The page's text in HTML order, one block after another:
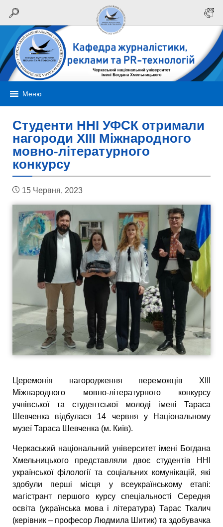
Меню
Студенти ННІ УФСК отримали
нагороди XIII Міжнародного
мовно-літературного
конкурсу
15 Червня, 2023
Церемонія нагородження переможців XIII
Міжнародного мовно-літературного конкурсу
учнівської та студентської молоді імені Тараса
Шевченка відбулася 14 червня у Національному
музеї Тараса Шевченка (м. Київ).
Черкаський національний університет імені Богдана
Хмельницького представляли двоє студентів ННІ
української філології та соціальних комунікацій, які
здобули перші місця у всеукраїнському етапі:
магістрант першого курсу спеціальності Середня
освіта (українська мова і література) Тарас Ткалич
(керівник – професор Людмила Шитик) та здобувачка